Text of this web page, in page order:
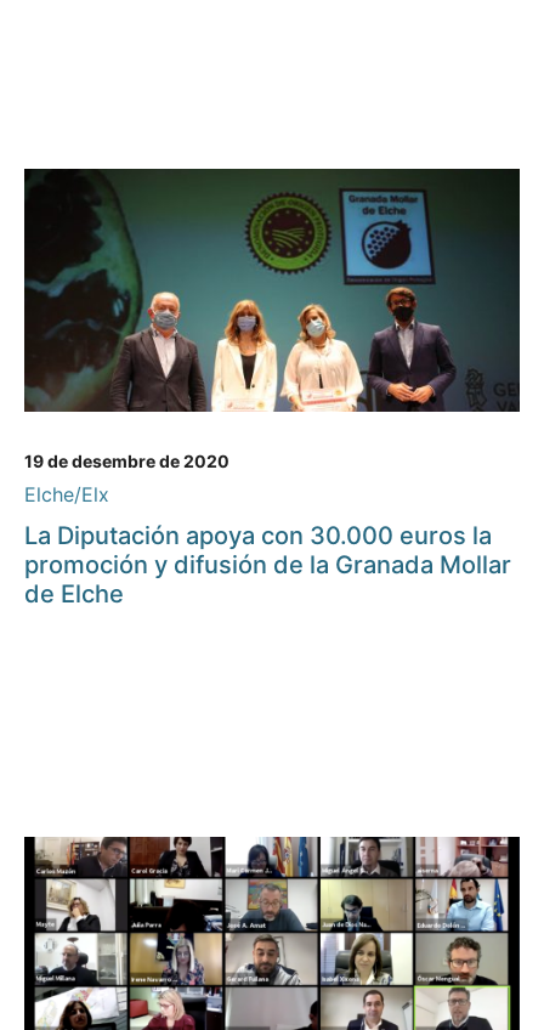
19 de desembre de 2020
Elche/Elx
La Diputación apoya con 30.000 euros la
promoción y difusión de la Granada Mollar
de Elche